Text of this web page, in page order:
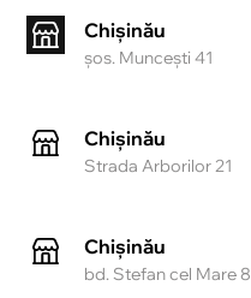
Chișinău
şos. Munceşti 41
Chișinău
Strada Arborilor 21
Chișinău
bd. Stefan cel Mare 8